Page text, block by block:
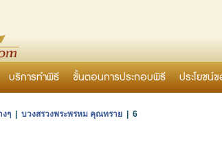
บริการทำพิธี ขั้นตอนการประกอบพิธี ประโยชน์
ๆ บวงสรวงพระพรหม คุณทราย | 6